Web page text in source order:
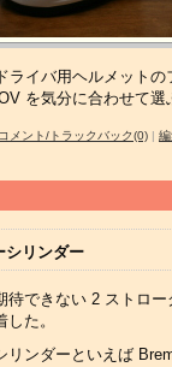
ライバ用ヘルメット
を気分に合わせて
コメント/トラックバック(0) |
シリンダー
待できない 2 ストロ
た。
リンダーといえば